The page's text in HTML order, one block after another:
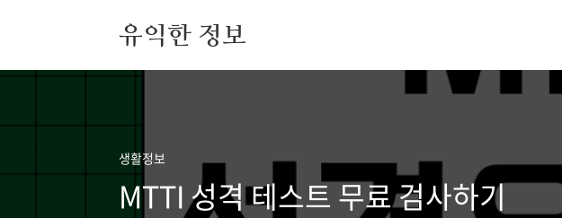
유익한 정보
생활정보
MTTI 성격 테스트 무료 검사하기